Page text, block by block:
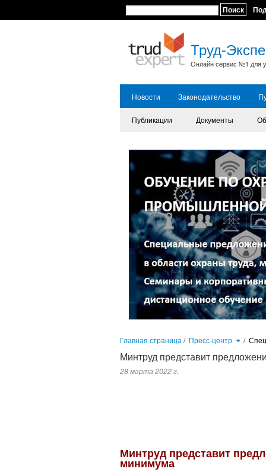
Поиск
Труд-
Онлайн сервис №1 для
Новости Законодательство
Публикации
Документы
Главная страница / Пресс-центр /
Минтруд представит
28 марта 2022 г.
Минтруд представит
минимума